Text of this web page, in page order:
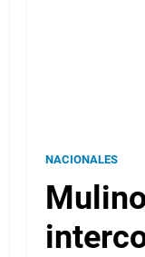
NACIONALES